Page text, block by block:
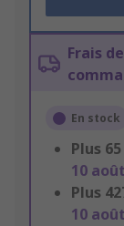
Frais
En stock
Plus 65
10
Plus
10